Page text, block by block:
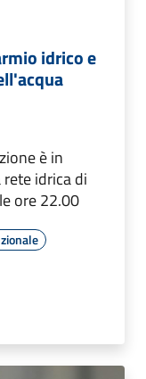
idrico e
è in
idrica di
ore 22.00